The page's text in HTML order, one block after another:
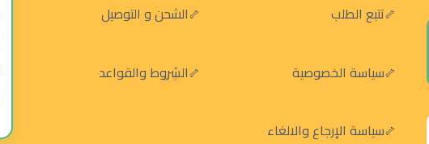
تتبع الطلب
سياسة الخصوصية
سياسة الإرجاع والالغاء
الشحن و التوصيل
الشروط والقواعد